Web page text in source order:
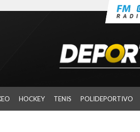
HOCKEY TENIS POLIDEPORTIVO